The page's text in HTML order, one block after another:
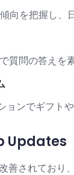
向を把握し、
質問の答えを
ョンでギフト
Updates
善されており